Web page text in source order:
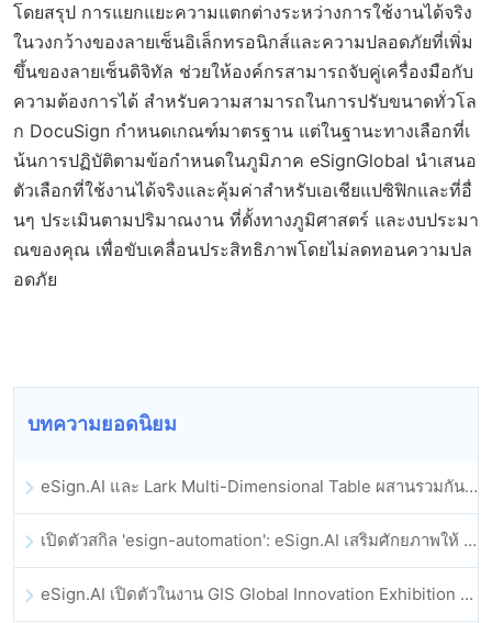
โดยสรุป การแยกแยะความแตกต่างระหว่างการใช้งานได้จริง
ในวงกว้างของลายเซ็นอิเล็กทรอนิกส์และความปลอดภัยที่เพิ่ม
ขึ้นของลายเซ็นดิจิทัล ช่วยให้องค์กรสามารถจับคู่เครื่องมือกับ
ความต้องการได้ สำหรับความสามารถในการปรับขนาดทั่วโล
ก DocuSign กำหนดเกณฑ์มาตรฐาน แต่ในฐานะทางเลือกที่เ
น้นการปฏิบัติตามข้อกำหนดในภูมิภาค eSignGlobal นำเสนอ
ตัวเลือกที่ใช้งานได้จริงและคุ้มค่าสำหรับเอเชียแปซิฟิกและที่อื่
นๆ ประเมินตามปริมาณงาน ที่ตั้งทางภูมิศาสตร์ และงบประมา
ณของคุณ เพื่อขับเคลื่อนประสิทธิภาพโดยไม่ลดทอนความปล
อดภัย
บทความยอดนิยม
eSign.AI และ Lark Multi-Dimensional Table ผสานรวมกันอย่างเป็นทางการ: การลงนามและการเก็บถาวรสัญญาอิเล็กทรอนิกส์แบบอัตโนมัติเต็มรูปแบบ
เปิดตัวสกิล 'esign-automation': eSign.AI เสริมศักยภาพให้ OpenClaw ด้วยลายเซ็นอิเล็กทรอนิกส์อัตโนมัติ
eSign.AI เปิดตัวในงาน GIS Global Innovation Exhibition 2025